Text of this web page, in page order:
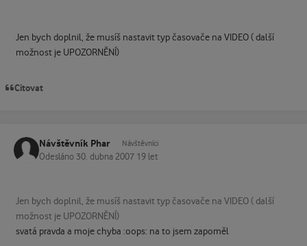
Jen bych doplnil, že musíš nastavit typ časovače na VIDEO ( další
možnost je UPOZORNĚNÍ)
Citovat
Návštěvník Phar Návštěvníci
Odesláno 30. dubna 2007 19 let
Jen bych doplnil, že musíš nastavit typ časovače na VIDEO ( další
možnost je UPOZORNĚNÍ)
svatá pravda a moje chyba :oops: na to jsem zapoměl